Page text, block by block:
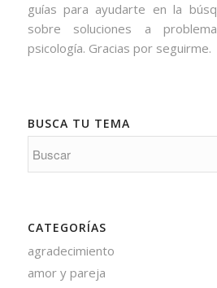
guías para ayudarte en la
sobre soluciones a
psicología. Gracias por seguirme.
BUSCA TU TEMA
CATEGORÍAS
agradecimiento
amor y pareja